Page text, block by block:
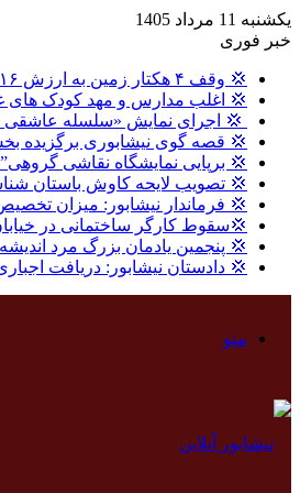
یکشنبه 11 مرداد 1405
خبر فوری
💢 وقف ۴ هکتار زمین به ارزش ۱۶ میلیارد تومان برای احداث نیروگاه خورشیدی در نیشابور
💢 اغلب مدارس و مهد کودک های
💢 اجرای نمایش «سلسله
💢 قصه گوی نیشابوری برگزیده
💢 برپایی نمایشگاه نقاشی
💢 تصویب لایحه کاوش باستان
💢 فرماندار نیشابور: میزان تخصیص اعتبارات
💢سقوط کارگر ساختمانی در
💢 پنجمین یادمان بزرگ مرد
💢 دادستان نیشابور: دریافت
منو